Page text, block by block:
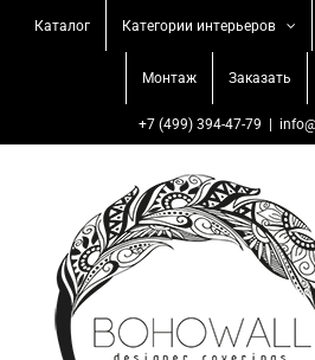
Каталог Категории интерьеров
Монтаж Заказать
+7 (499) 394-47-79